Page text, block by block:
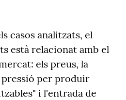
casos analitzats, el
està relacionat amb el
els preus, la
pressió per produir
i l'entrada de